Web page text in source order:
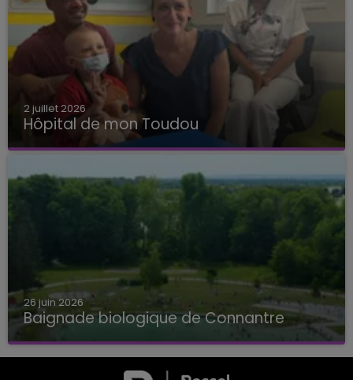
2 juillet 2026
Hôpital de mon Toudou
Hôpital de mon Toudou
26 juin 2026
Baignade biologique de Connantre
Baignade biologique de Connantre